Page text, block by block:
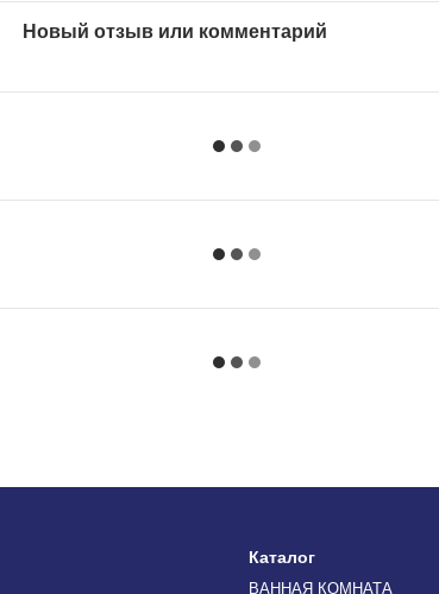
Новый отзыв или комментарий
Каталог
ВАННАЯ КОМНАТА